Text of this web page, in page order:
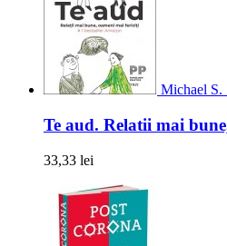
Michael S.
Te aud. Relatii mai
33,33 lei